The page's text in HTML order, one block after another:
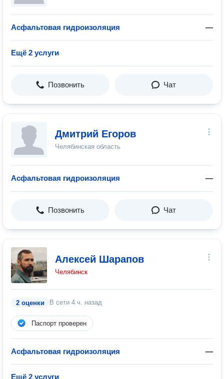
Асфальтовая гидроизоляция —
Ещё 2 услуги
Позвонить Чат
Дмитрий Егоров
Челябинская область
Асфальтовая гидроизоляция —
Позвонить Чат
Алексей Шарапов
Челябинск
2 оценки В сети 4 ч. назад
Паспорт проверен
Асфальтовая гидроизоляция —
Ещё 2 услуги